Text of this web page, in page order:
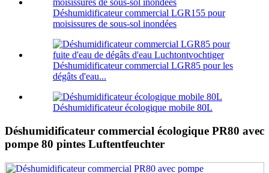
Déshumidificateur commercial LGR155 pour
moisissures de sous-sol inondées
Déshumidificateur commercial LGR85 pour les
dégâts d'eau...
Déshumidificateur écologique mobile 80L
Déshumidificateur commercial écologique PR80 avec
pompe 80 pintes Luftentfeuchter